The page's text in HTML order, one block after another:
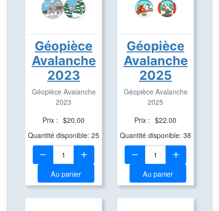
Géopièce
Avalanche
2023
Géopièce Avalanche
2023
Prix : $20.00
Quantité disponible: 25
Quantité:
Au panier
Géopièce
Avalanche
2025
Géopièce Avalanche
2025
Prix : $22.00
Quantité disponible: 38
Quantité:
Au panier